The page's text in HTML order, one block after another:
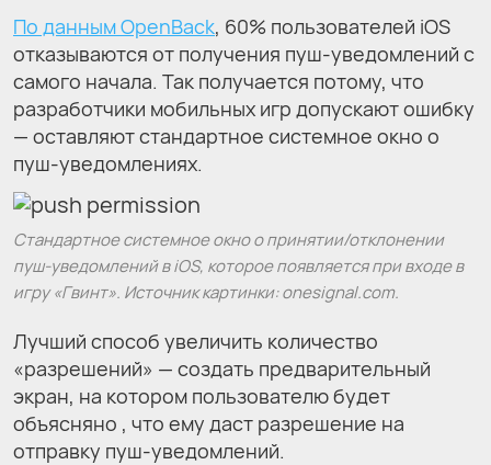
По данным OpenBack, 60% пользователей iOS
отказываются от получения пуш-уведомлений с
самого начала. Так получается потому, что
разработчики мобильных игр допускают ошибку
— оставляют стандартное системное окно о
пуш-уведомлениях.
Стандартное системное окно о принятии/отклонении
пуш-уведомлений в iOS, которое появляется при входе в
игру «Гвинт». Источник картинки: onesignal.com.
Лучший способ увеличить количество
«разрешений» — создать предварительный
экран, на котором пользователю будет
объясняно , что ему даст разрешение на
отправку пуш-уведомлений.